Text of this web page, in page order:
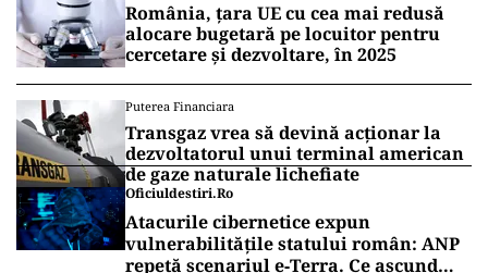
România, țara UE cu cea mai redusă
alocare bugetară pe locuitor pentru
cercetare și dezvoltare, în 2025
Puterea Financiara
Transgaz vrea să devină acționar la
dezvoltatorul unui terminal american
de gaze naturale lichefiate
Oficiuldestiri.ro
Atacurile cibernetice expun
vulnerabilitățile statului român: ANP
repetă scenariul e‑Terra. Ce ascund